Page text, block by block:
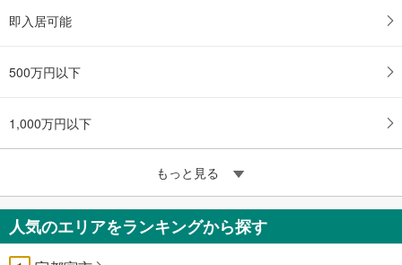
即入居可能
500万円以下
1,000万円以下
もっと見る
人気のエリアをランキングから探す